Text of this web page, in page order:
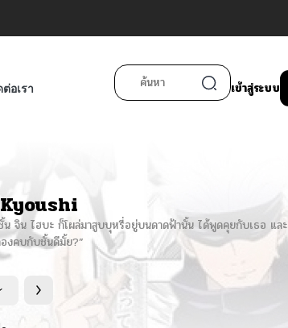
อเรา เข้าสู่ระบบ
น จิน ไฮบะ ก็โผล่มาสูบบุหรี่อยู่บนดาดฟ้านั้น ได้พูดคุยกับเธอ และ
องคบกับชั้นดีมั้ย?”